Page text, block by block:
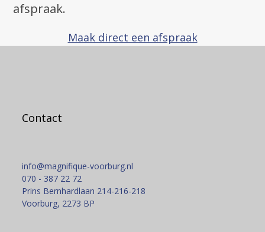
afspraak.
Maak direct een afspraak
Contact
info@magnifique-voorburg.nl
070 - 387 22 72
Prins Bernhardlaan 214-216-218
Voorburg, 2273 BP